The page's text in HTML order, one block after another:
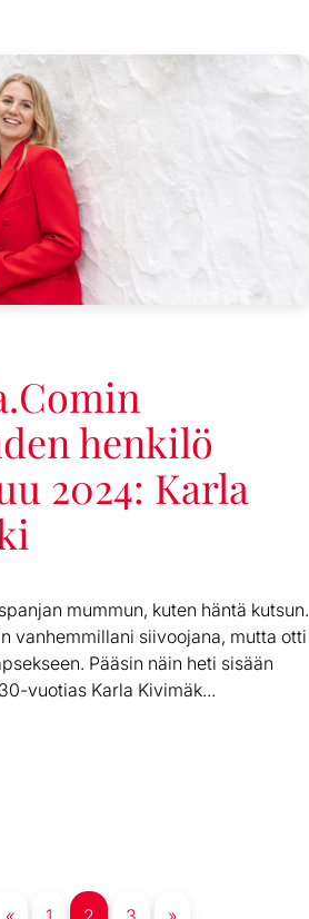
henkilö
2024: Karla
mummun, kuten häntä kutsun.
vanhemmillani siivoojana, mutta otti
Pääsin näin heti sisään
vuotias Karla Kivimäk...